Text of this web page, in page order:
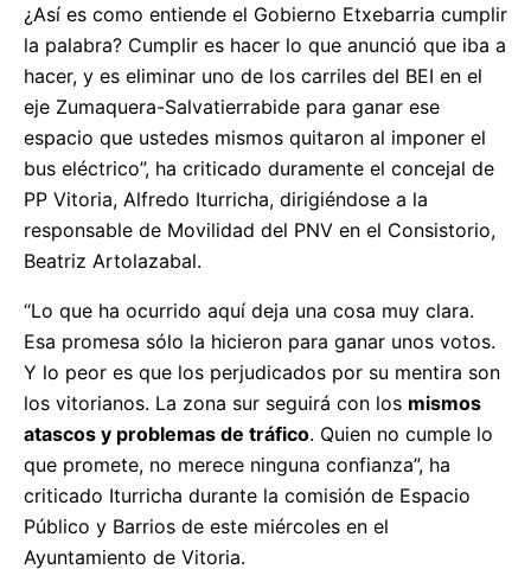
¿Así es como entiende el Gobierno Etxebarria cumplir
la palabra? Cumplir es hacer lo que anunció que iba a
hacer, y es eliminar uno de los carriles del BEI en el
eje Zumaquera-Salvatierrabide para ganar ese
espacio que ustedes mismos quitaron al imponer el
bus eléctrico”, ha criticado duramente el concejal de
PP Vitoria, Alfredo Iturricha, dirigiéndose a la
responsable de Movilidad del PNV en el Consistorio,
Beatriz Artolazabal.
“Lo que ha ocurrido aquí deja una cosa muy clara.
Esa promesa sólo la hicieron para ganar unos votos.
Y lo peor es que los perjudicados por su mentira son
los vitorianos. La zona sur seguirá con los mismos
atascos y problemas de tráfico. Quien no cumple lo
que promete, no merece ninguna confianza”, ha
criticado Iturricha durante la comisión de Espacio
Público y Barrios de este miércoles en el
Ayuntamiento de Vitoria.